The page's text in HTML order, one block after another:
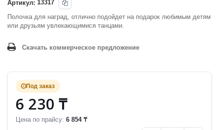
Артикул: 13317
Полочка для наград, отлично подойдет на подарок любимым детям
или друзьям увлекающимися танцами.
Скачать коммерческое предложение
Под заказ
6 230 ₸
Цена по прайсу: 6 854 ₸